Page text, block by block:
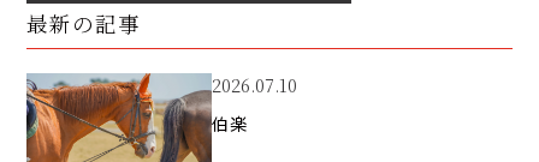
最新の記事
2026.07.10
伯楽